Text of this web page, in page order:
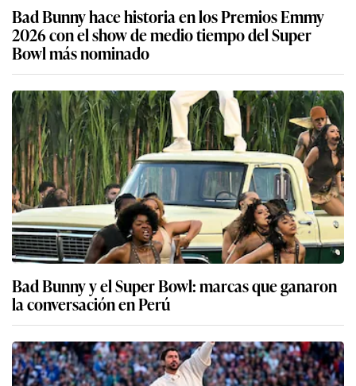
Bad Bunny hace historia en los Premios Emmy
2026 con el show de medio tiempo del Super
Bowl más nominado
Bad Bunny y el Super Bowl: marcas que ganaron
la conversación en Perú